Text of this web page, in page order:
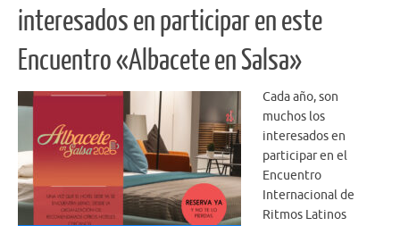
interesados en participar en este
Encuentro «Albacete en Salsa»
Cada año, son
muchos los
interesados en
participar en el
Encuentro
Internacional de
Ritmos Latinos